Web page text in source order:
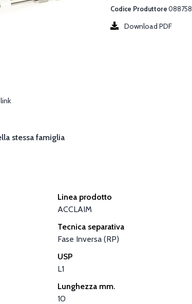
Download PDF
Codice Produttore 088758
stessa famiglia
Linea prodotto
ACCLAIM
Tecnica separativa
Fase Inversa (RP)
USP
L1
Lunghezza mm.
10